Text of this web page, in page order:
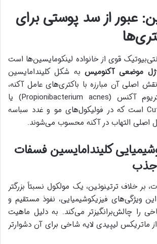
عبور از سد پوستی برای
قوی از خانواده لینکومایسین‌ها است
ژل موضعی آکنومیسبه شکل کلیندامایسین
اصلی آن مبارزه با باکتری‌های عامل آکنه،
به‌ویژه پروپیونی‌باکتریوم آکنس (Propionibacterium acnes) یا
Cutibacterium acnes است که در فولیکول‌های مو و غدد سباسه
اصلی التهاب در آکنه محسوب می‌شوند.
کلیندامایسین فسفات
بر خلاف ترتینوئین، یک مولکول نسبتاً بزرگتر
ویژگی‌های فیزیکوشیمیایی، نفوذ مستقیم و
را چالش‌برانگیزتر می‌کند. به دلیل ماهیت
ماتریکس لیپیدی لایه شاخی برای آن دشوارتر